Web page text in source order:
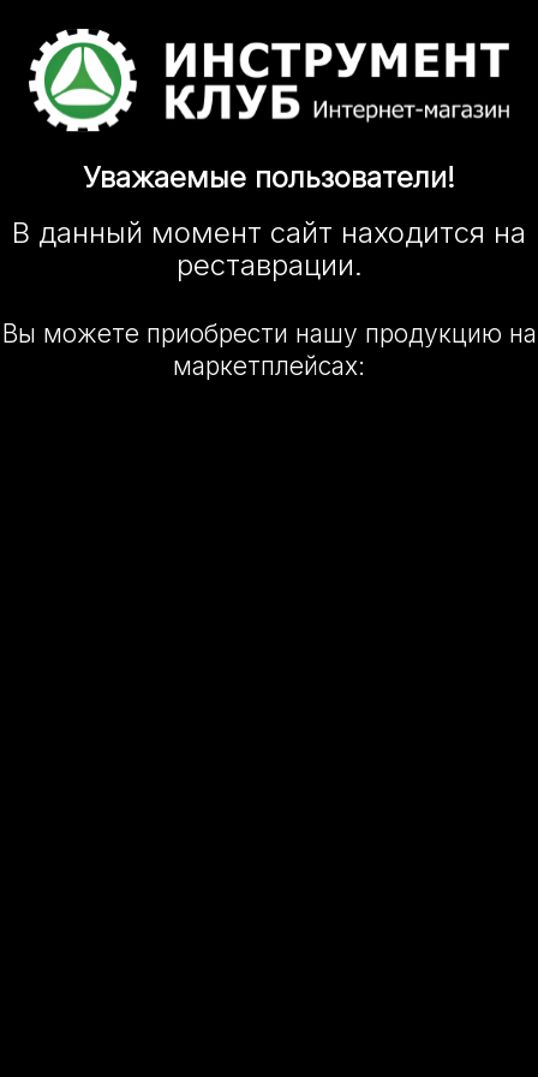
Уважаемые пользователи!
В данный момент сайт находится на
реставрации.
Вы можете приобрести нашу продукцию на
маркетплейсах: